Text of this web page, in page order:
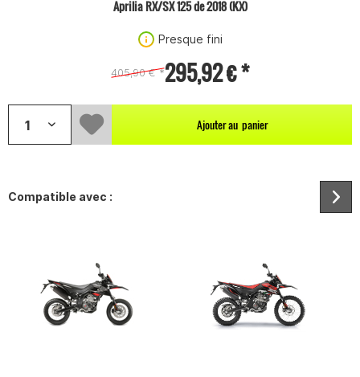
Aprilia RX/SX 125 de 2018 (KX)
Presque fini
295,92 € *
405,90 € *
Ajouter au panier
Compatible avec :